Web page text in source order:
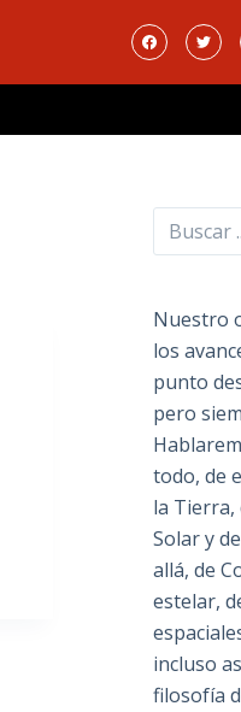
Buscar
Nuestro
los
punto
pero
todo, de
la Tierra,
Solar y
allá, de
estelar,
incluso
filosofía